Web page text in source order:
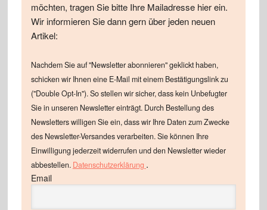
möchten, tragen Sie bitte Ihre Mailadresse hier ein.
Wir informieren Sie dann gern über jeden neuen
Artikel:
Nachdem Sie auf "Newsletter abonnieren" geklickt haben,
schicken wir Ihnen eine E-Mail mit einem Bestätigungslink zu
("Double Opt-In"). So stellen wir sicher, dass kein Unbefugter
Sie in unseren Newsletter einträgt. Durch Bestellung des
Newsletters willigen Sie ein, dass wir Ihre Daten zum Zwecke
des Newsletter-Versandes verarbeiten. Sie können Ihre
Einwilligung jederzeit widerrufen und den Newsletter wieder
abbestellen. Datenschutzerklärung .
Email